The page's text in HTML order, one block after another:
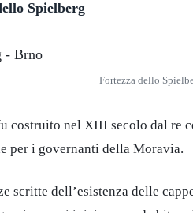
Spielberg
Fortezza dello
costruito nel XIII secolo dal re
per i governanti della Moravia.
scritte dell’esistenza delle